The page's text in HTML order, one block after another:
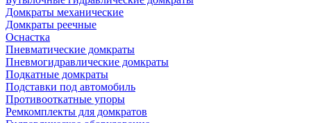
Домкраты механические
Домкраты реечные
Оснастка
Пневматические домкраты
Пневмогидравлические домкраты
Подкатные домкраты
Подставки под автомобиль
Противооткатные упоры
Ремкомплекты для домкратов